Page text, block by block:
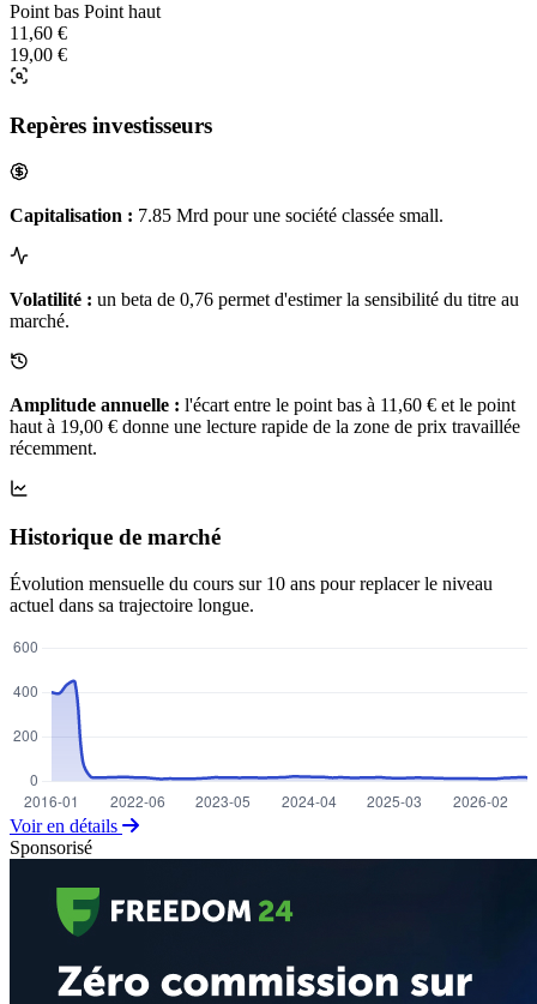
Point bas Point haut
11,60 €
19,00 €
Repères investisseurs
Capitalisation : 7.85 Mrd pour une société classée small.
Volatilité : un beta de 0,76 permet d'estimer la sensibilité du titre au
marché.
Amplitude annuelle : l'écart entre le point bas à 11,60 € et le point
haut à 19,00 € donne une lecture rapide de la zone de prix travaillée
récemment.
Historique de marché
Évolution mensuelle du cours sur 10 ans pour replacer le niveau
actuel dans sa trajectoire longue.
Voir en détails
Sponsorisé